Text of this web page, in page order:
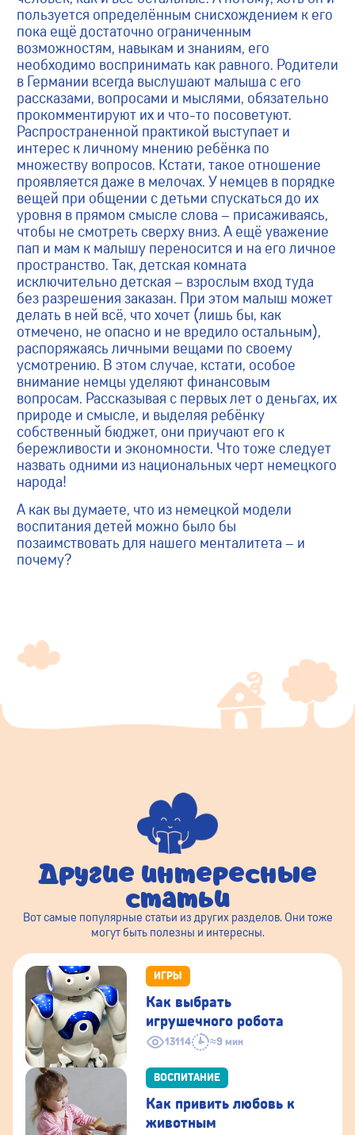
пользуется определённым снисхождением к его
пока ещё достаточно ограниченным
возможностям, навыкам и знаниям, его
необходимо воспринимать как равного. Родители
в Германии всегда выслушают малыша с его
рассказами, вопросами и мыслями, обязательно
прокомментируют их и что-то посоветуют.
Распространенной практикой выступает и
интерес к личному мнению ребёнка по
множеству вопросов. Кстати, такое отношение
проявляется даже в мелочах. У немцев в порядке
вещей при общении с детьми спускаться до их
уровня в прямом смысле слова – присаживаясь,
чтобы не смотреть сверху вниз. А ещё уважение
пап и мам к малышу переносится и на его личное
пространство. Так, детская комната
исключительно детская – взрослым вход туда
без разрешения заказан. При этом малыш может
делать в ней всё, что хочет (лишь бы, как
отмечено, не опасно и не вредило остальным),
распоряжаясь личными вещами по своему
усмотрению. В этом случае, кстати, особое
внимание немцы уделяют финансовым
вопросам. Рассказывая с первых лет о деньгах, их
природе и смысле, и выделяя ребёнку
собственный бюджет, они приучают его к
бережливости и экономности. Что тоже следует
назвать одними из национальных черт немецкого
народа!
А как вы думаете, что из немецкой модели
воспитания детей можно было бы
позаимствовать для нашего менталитета – и
почему?
Другие интересные
статьи
Вот самые популярные статьи из других разделов. Они тоже
могут быть полезны и интересны.
ИГРЫ
13114 ≈9 мин
Как выбрать
игрушечного робота
ВОСПИТАНИЕ
Как привить любовь к
животным